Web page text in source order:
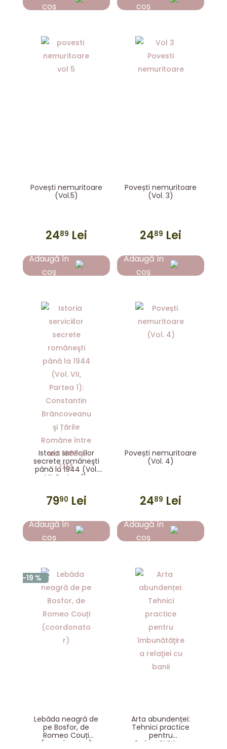
coș
coș
Povești nemuritoare
(Vol.5)
2489 Lei
Adaugă în
coș
Povești nemuritoare
(Vol. 3)
2489 Lei
Adaugă în
coș
Istoria serviciilor
secrete româneşti
până la 1944 (Vol.
VII, Partea 1):
Brâncoveanu şi
Țările Române între
7990 Lei
Adaugă în
coș
Povești nemuritoare
(Vol. 4)
2489 Lei
Adaugă în
coș
-19 %
Lebăda neagră de
pe Bosfor, de
Romeo Couți
(coordonator)
Arta abundenței:
Tehnici practice
pentru
îmbunătăţirea